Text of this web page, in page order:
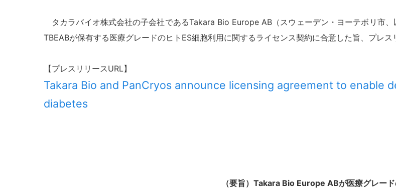
タカラバイオ株式会社の子会社であるTakara Bio Europe AB（スウェーデン・ヨーテボリ市
TBEABが保有する医療グレードのヒトES細胞利用に関するライセンス契約に合意した旨、プレス
【プレスリリースURL】
Takara Bio and PanCryos announce licensing agreement to enable
diabetes
（要旨）Takara Bio Europe ABが医療グレー